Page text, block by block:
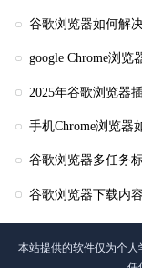
谷歌浏览器如何解
google Chrome浏
2025年谷歌浏览器
手机Chrome浏览器
谷歌浏览器多任务
谷歌浏览器下载内
本站提供的软件仅为个